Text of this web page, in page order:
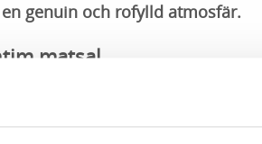
genuin och rofylld atmosfär.
matsal
väntar frukosten i
åkrar. Med magen full kan du